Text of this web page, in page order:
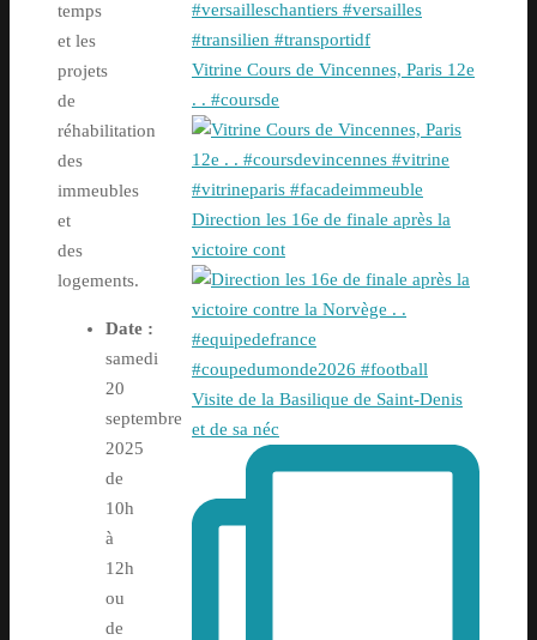
temps
et les
projets
de
réhabilitation
des
immeubles
et
des
logements.
Date :
samedi
20
septembre
2025
de
10h
à
12h
ou
de
Vitrine Cours de Vincennes, Paris 12e
. . #coursde
Direction les 16e de finale après la
victoire cont
Visite de la Basilique de Saint-Denis
et de sa néc